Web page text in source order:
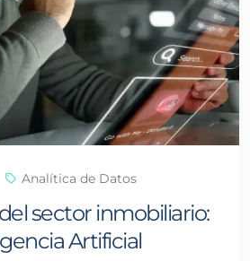
Analítica de Datos
sector inmobiliario:
Artificial